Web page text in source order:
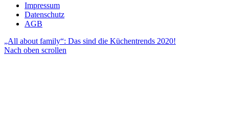
Impressum
Datenschutz
AGB
„All about family“: Das sind die Küchentrends 2020!
Nach oben scrollen